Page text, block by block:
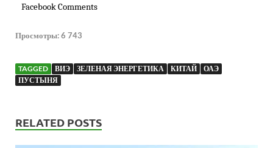
Facebook Comments
Просмотры:6 743
TAGGED ВИЭ ЗЕЛЕНАЯ ЭНЕРГЕТИКА КИТАЙ
ОАЭ
ПУСТЫНЯ
RELATED POSTS